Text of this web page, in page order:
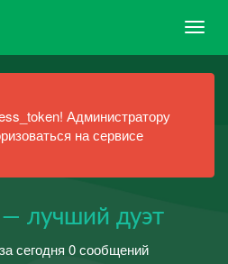
Администратору
на сервисе
лучший дуэт
сегодня 0 сообщений